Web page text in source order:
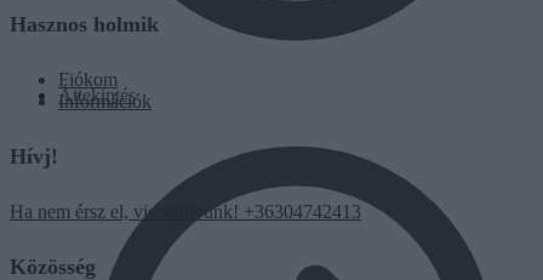
Áttekintés
Hasznos holmik
Fiókom
Információk
Hívj!
Ha nem érsz el, visszahívunk! +36304742413
Közösség